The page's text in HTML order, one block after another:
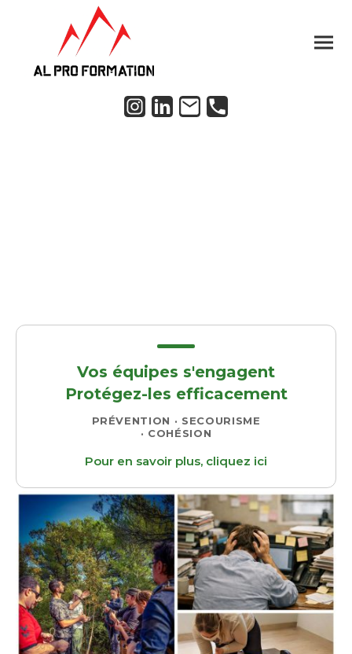
Vos équipes s'engagent
Protégez-les efficacement
PRÉVENTION · SECOURISME
· COHÉSION
Pour en savoir plus, cliquez ici